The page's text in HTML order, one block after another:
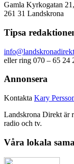
Gamla Kyrkogatan 21,
261 31 Landskrona
Tipsa
eller ring 070 – 65 24
Annonsera
Kontakta Kary
Landskrona Direkt är
radio och tv.
Våra lokala